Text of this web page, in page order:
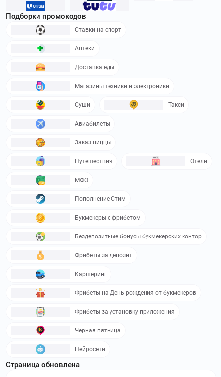
Подборки промокодов
Ставки на спорт
Аптеки
Доставка еды
Магазины техники и электроники
Суши Такси
Авиабилеты
Заказ пиццы
Путешествия Отели
МФО
Пополнение Стим
Букмекеры с фрибетом
Бездепозитные бонусы букмекерских контор
Фрибеты за депозит
Каршеринг
Фрибеты на День рождения от букмекеров
Фрибеты за установку приложения
Черная пятница
Нейросети
Страница обновлена